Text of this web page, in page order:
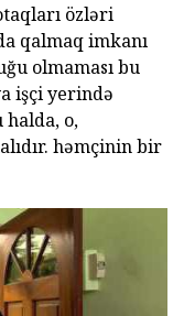
özləri
qalmaq imkanı
olmaması bu
işçi yerində
halda, o,
həmçinin bir